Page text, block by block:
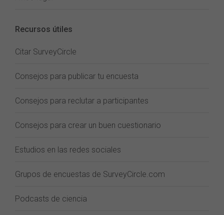
Recursos útiles
Citar SurveyCircle
Consejos para publicar tu encuesta
Consejos para reclutar a participantes
Consejos para crear un buen cuestionario
Estudios en las redes sociales
Grupos de encuestas de SurveyCircle.com
Podcasts de ciencia